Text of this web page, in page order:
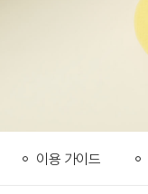
이용 가이드